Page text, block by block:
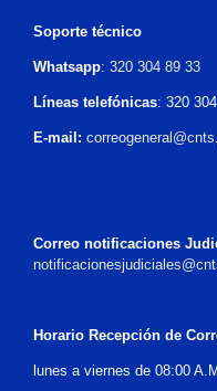
Soporte técnico
Whatsapp: 320 304 89 33
Líneas telefónicas: 320
E-mail:
Correo notificaciones
Horario Recepción de
lunes a viernes de 08:00